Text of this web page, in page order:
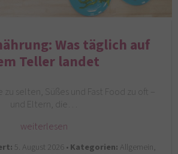
Was täglich auf
Teller landet
zu selten, Süßes und Fast Food zu oft –
und Eltern, die…
weiterlesen
5. August 2026 •Kategorien: Allgemein,